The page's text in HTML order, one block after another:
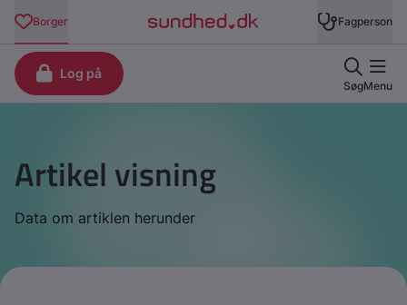
Artikel visning
Data om artiklen herunder